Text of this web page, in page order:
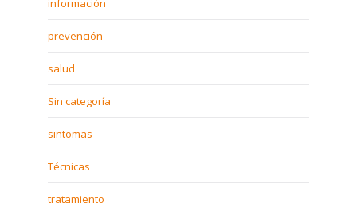
información
prevención
salud
Sin categoría
sintomas
Técnicas
tratamiento